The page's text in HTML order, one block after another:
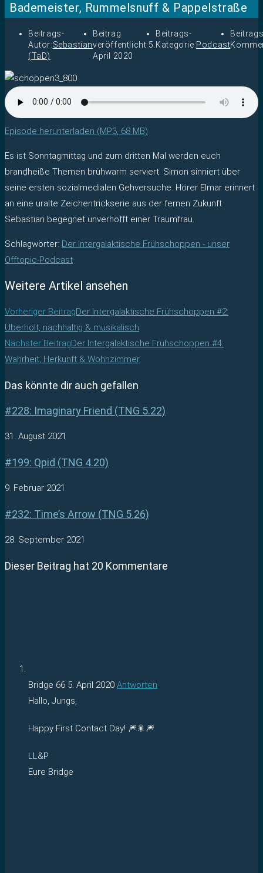
Bademeister, Rummelsnuff & Pappelstraße
Beitrags-
Autor:Sebastian
(TaD)
Beitrag
veröffentlicht:5.
April 2020
Beitrags-
Kategorie:Podcast
Episode herunterladen (MP3, 68 MB)
Es ist Sonntagmittag und zum dritten Mal werden euch
brandheiße Themen brühwarm serviert. Simon sinniert über
seine ersten sozialmedialen Gehversuche. Hörer Elmar erinnert
an eine uralte Zeichentrickserie aus der fernen Zukunft.
Sebastian begegnet unverhofft einer Traumfrau.
Schlagwörter: Der Intergalaktische Frühschoppen - unser
Offtopic-Podcast
Weitere Artikel ansehen
Vorheriger BeitragDer Intergalaktische Frühschoppen #2:
Überholt, nachhaltig & musikalisch
Nächster BeitragDer Intergalaktische Frühschoppen #4:
Wahrheit, Herkunft & Wohnzimmer
Das könnte dir auch gefallen
#228: Imaginary Friend (TNG 5.22)
31. August 2021
#199: Qpid (TNG 4.20)
9. Februar 2021
#232: Time’s Arrow (TNG 5.26)
28. September 2021
Dieser Beitrag hat 20 Kommentare
Bridge 66 5. April 2020 Antworten
Hallo, Jungs,
Happy First Contact Day! 🎆🎇🎆
LL&P
Eure Bridge